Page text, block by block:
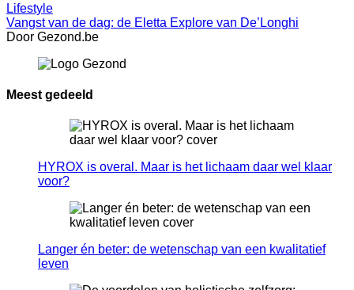
Lifestyle
Vangst van de dag: de Eletta Explore van De’Longhi
Door Gezond.be
Meest gedeeld
HYROX is overal. Maar is het lichaam daar wel klaar
voor?
Langer én beter: de wetenschap van een kwalitatief
leven